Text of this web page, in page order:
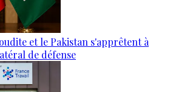
et le Pakistan s'apprêtent à
de défense